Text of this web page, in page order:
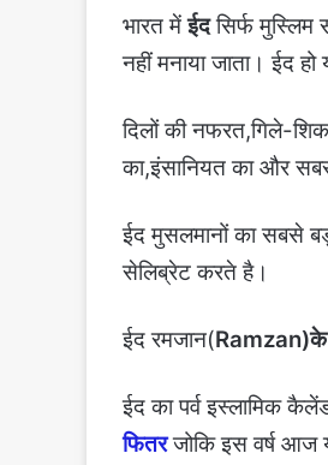
भारत मेंईदसिर्फ मुस्लिम
नहीं मनाया जाता। ईद
दिलों की नफरत,गिले-
का,इंसानियत का और
ईद मुसलमानों का सबसे
सेलिब्रेट करते है।
ईद रमजान(Ramzan)के
ईद का पर्व इस्लामिक
फितरजोकि इस वर्ष आज